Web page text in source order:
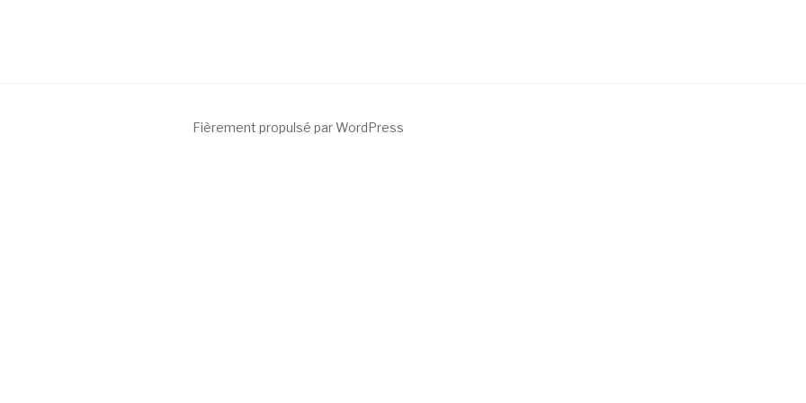
Fièrement propulsé par WordPress